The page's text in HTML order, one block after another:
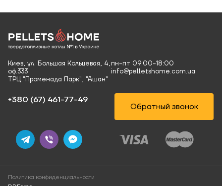
Киев, ул. Большая Кольцевая, 4,
оф.333
ТРЦ "Променада Парк", "Ашан"
пн-пт 09:00-18:00
info@pelletshome.com.ua
+380 (67) 461-77-49‬
Обратный звонок
Политика конфиденциальности